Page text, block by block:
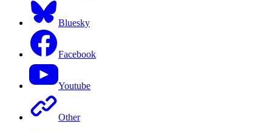
Bluesky
Facebook
Youtube
Other